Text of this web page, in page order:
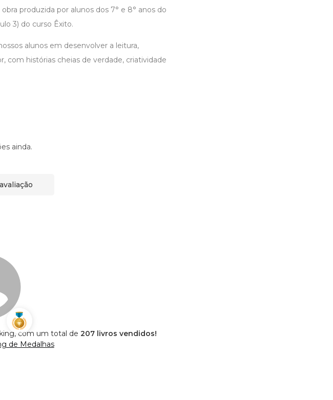
produzida por alunos dos 7° e 8° anos do
3) do curso Êxito.
alunos em desenvolver a leitura,
com histórias cheias de verdade, criatividade
ainda.
com um total de 207 livros vendidos!
de Medalhas